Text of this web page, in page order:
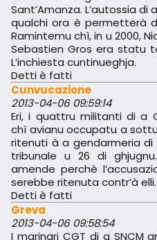
Sant’Amanza. L’autossia
qualchi ora è permetterà
Ramintemu chì, in u 2000,
Sebastien Gros era statu
L’inchiesta cuntinueghja.
Detti è fatti
Cunvucazione
2013-04-06 09:59:14
Eri, i quattru militanti di a
chì avianu occupatu a
ritenuti à a gendarmeria di
tribunale u 26 di
amende perchè
serebbe ritenuta contr’à elli.
Detti è fatti
Greva
2013-04-06 09:58:54
I marinari CGT di a SNCM